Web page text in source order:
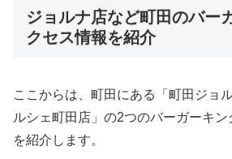
ジョルナ店など町田のバー
クセス情報を紹介
ここからは、町田にある「町田ジョ
ルシェ町田店」の2つのバーガーキ
を紹介します。